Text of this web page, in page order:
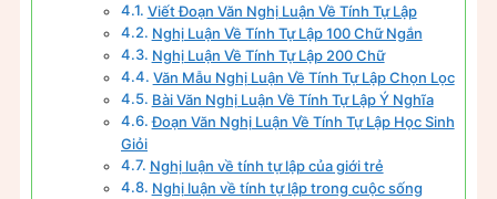
Viết Đoạn Văn Nghị Luận Về Tính Tự Lập
Nghị Luận Về Tính Tự Lập 100 Chữ Ngắn
Nghị Luận Về Tính Tự Lập 200 Chữ
Văn Mẫu Nghị Luận Về Tính Tự Lập Chọn Lọc
Bài Văn Nghị Luận Về Tính Tự Lập Ý Nghĩa
Đoạn Văn Nghị Luận Về Tính Tự Lập Học Sinh
Giỏi
Nghị luận về tính tự lập của giới trẻ
Nghị luận về tính tự lập trong cuộc sống